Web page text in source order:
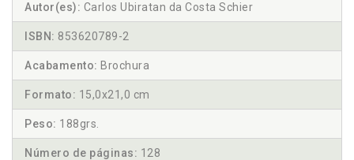
Autor(es): Carlos Ubiratan da Costa Schier
ISBN: 853620789-2
Acabamento: Brochura
Formato: 15,0x21,0 cm
Peso: 188grs.
Número de páginas: 128